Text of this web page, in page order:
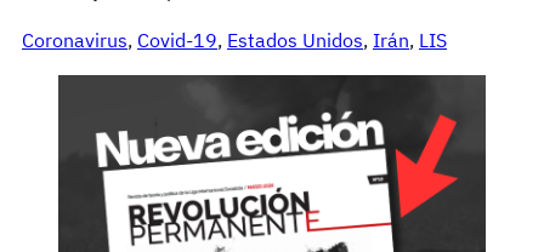
Coronavirus, Covid-19, Estados Unidos, Irán, LIS